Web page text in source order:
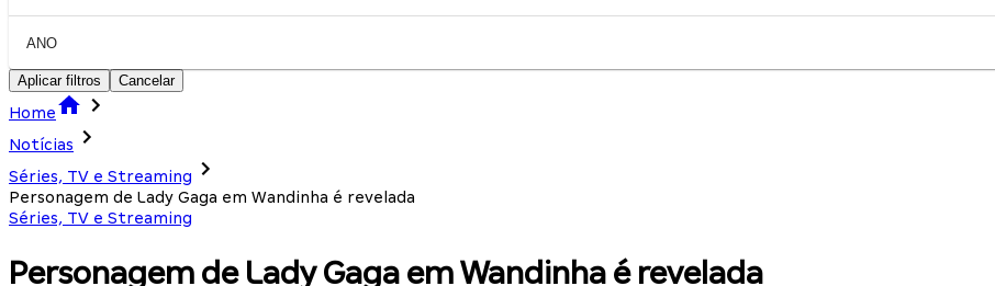
ANO
Aplicar filtros Cancelar
Home
Notícias
Séries, TV e Streaming
Personagem de Lady Gaga em Wandinha é revelada
Séries, TV e Streaming
Personagem de Lady Gaga em Wandinha é revelada